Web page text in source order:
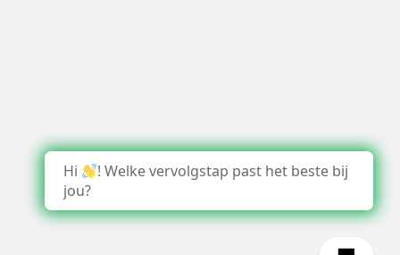
Hi
! Welke vervolgstap past het beste bij
jou?